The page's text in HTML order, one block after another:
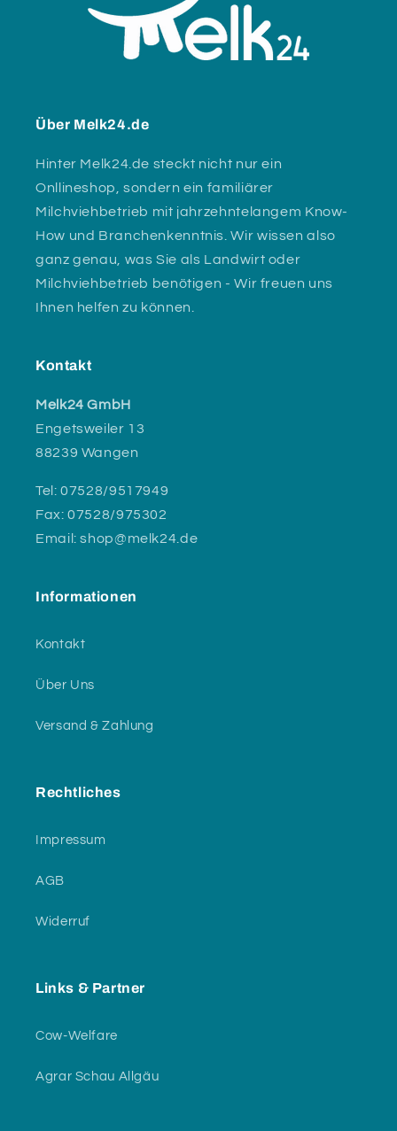
Über Melk24.de
Hinter Melk24.de steckt nicht nur ein
Onllineshop, sondern ein familiärer
Milchviehbetrieb mit jahrzehntelangem Know-
How und Branchenkenntnis. Wir wissen also
ganz genau, was Sie als Landwirt oder
Milchviehbetrieb benötigen - Wir freuen uns
Ihnen helfen zu können.
Kontakt
Melk24 GmbH
Engetsweiler 13
88239 Wangen
Tel: 07528/9517949
Fax: 07528/975302
Email: shop@melk24.de
Informationen
Kontakt
Über Uns
Versand & Zahlung
Rechtliches
Impressum
AGB
Widerruf
Links & Partner
Cow-Welfare
Agrar Schau Allgäu